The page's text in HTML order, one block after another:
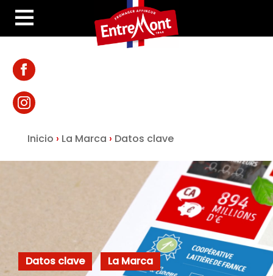
Inicio › La Marca › Datos clave
Datos clave La Marca